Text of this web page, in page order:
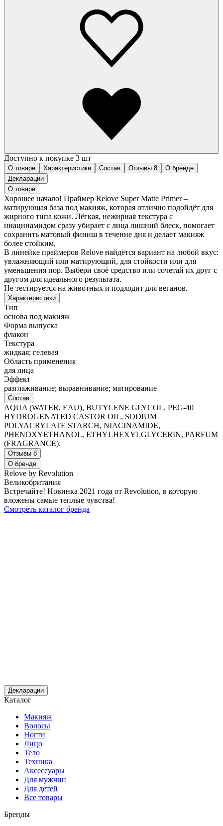
Доступно к покупке 3 шт
О товаре Характеристики Состав Отзывы 8
О бренде
Декларации
О товаре
Хорошее начало! Праймер Relove Super Matte Primer –
матирующая база под макияж, которая отлично подойдёт для
жирного типа кожи. Лёгкая, нежирная текстура с
ниацинамидом сразу убирает с лица лишний блеск, помогает
сохранить матовый финиш в течение дня и делает макияж
более стойким.
В линейке праймеров Relove найдётся вариант на любой вкус:
увлажняющий или матирующий, для стойкости или для
уменьшения пор. Выбери своё средство или сочетай их друг с
другом для идеального результата.
Не тестируется на животных и подходит для веганов.
Характеристики
Тип
основа под макияж
Форма выпуска
флакон
Текстура
жидкая; гелевая
Область применения
для лица
Эффект
разглаживание; выравнивание; матирование
Состав
AQUA (WATER, EAU), BUTYLENE GLYCOL, PEG-40
HYDROGENATED CASTOR OIL, SODIUM
POLYACRYLATE STARCH, NIACINAMIDE,
PHENOXYETHANOL, ETHYLHEXYLGLYCERIN, PARFUM
(FRAGRANCE).
Отзывы 8
О бренде
Relove by Revolution
Великобритания
Встречайте! Новинка 2021 года от Revolution, в которую
вложены самые теплые чувства!
Смотреть каталог бренда
Декларации
Каталог
Макияж
Волосы
Ногти
Лицо
Тело
Техника
Аксессуары
Для мужчин
Для детей
Все товары
Бренды